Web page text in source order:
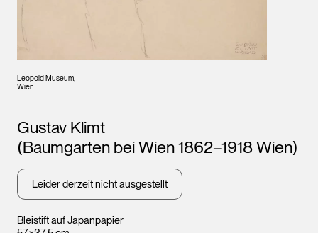
Leopold Museum,
Wien
Bleistift auf Japanpapier
Künstler*innen
Gustav Klimt
(Baumgarten bei Wien 1862–1918 Wien)
Leider derzeit nicht ausgestellt